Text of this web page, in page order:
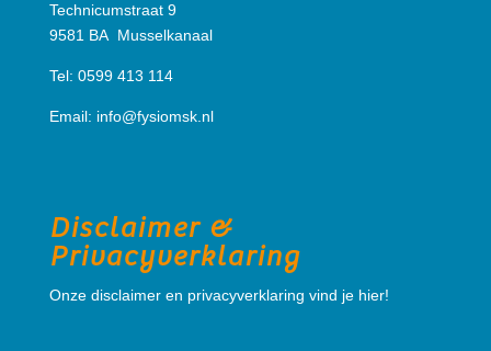
Technicumstraat 9
9581 BA Musselkanaal
Tel: 0599 413 114
Email: info@fysiomsk.nl
Disclaimer &
Privacyverklaring
Onze disclaimer en privacyverklaring vind je hier!